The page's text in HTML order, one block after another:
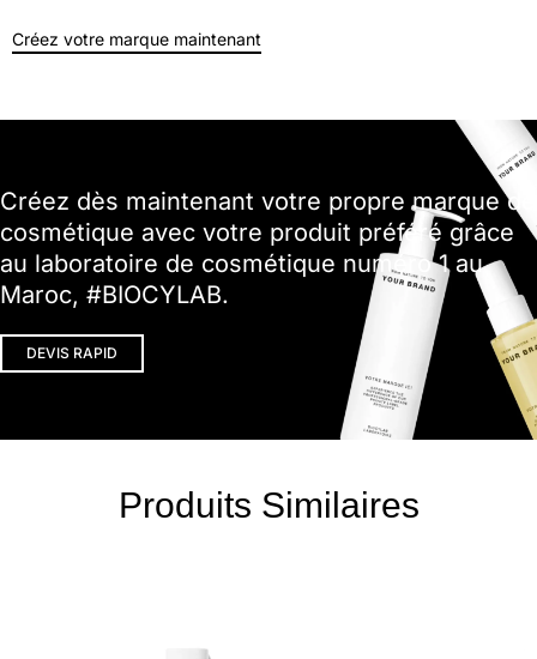
Créez votre marque maintenant
Créez dès maintenant votre propre marque de
cosmétique avec votre produit préféré grâce
au laboratoire de cosmétique numéro 1 au
Maroc, #BIOCYLAB.
DEVIS RAPID
Produits Similaires